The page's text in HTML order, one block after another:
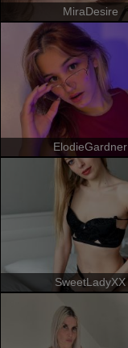
MiraDesire
ElodieGardner
SweetLadyXX